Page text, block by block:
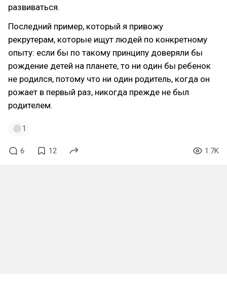
развиваться.
Последний пример, который я привожу
рекрутерам, которые ищут людей по конкретному
опыту: если бы по такому принципу доверяли бы
рождение детей на планете, то ни один бы ребенок
не родился, потому что ни один родитель, когда он
рожает в первый раз, никогда прежде не был
родителем.
1
6 12 1.7K